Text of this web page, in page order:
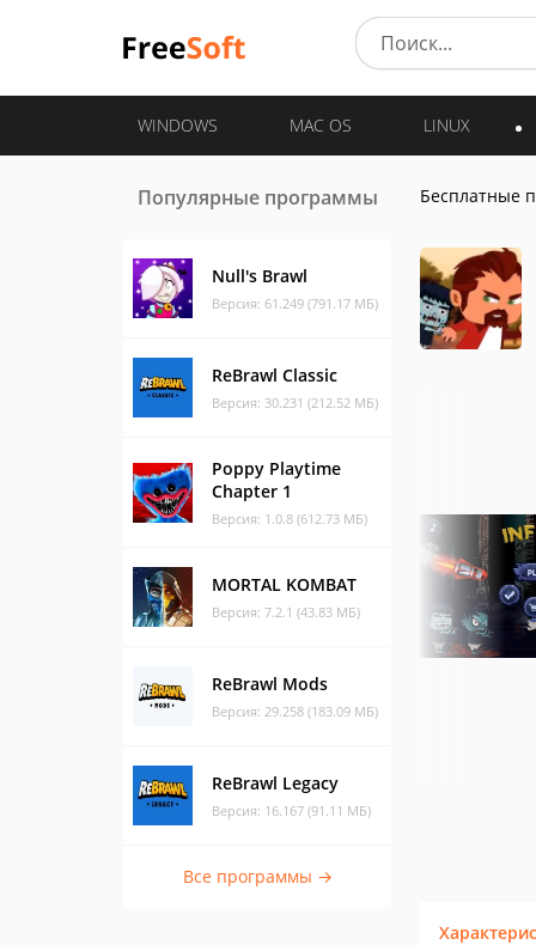
WINDOWS MAC OS LINUX
Популярные программы
Null's Brawl
Версия: 61.249 (791.17 МБ)
ReBrawl Classic
Версия: 30.231 (212.52 МБ)
Poppy Playtime
Chapter 1
Версия: 1.0.8 (612.73 МБ)
MORTAL KOMBAT
Версия: 7.2.1 (43.83 МБ)
ReBrawl Mods
Версия: 29.258 (183.09 МБ)
ReBrawl Legacy
Версия: 16.167 (91.11 МБ)
Все программы →
Бесплатные